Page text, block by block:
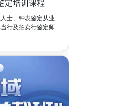
定培训课程
士、钟表鉴定从业
行及拍卖行鉴定师